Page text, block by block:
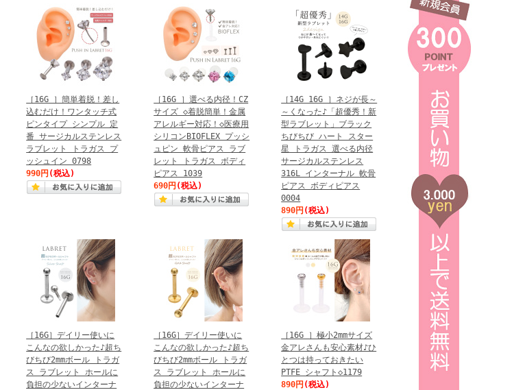
［16G ］簡単着脱！差し
込むだけ！ワンタッチ式
ピンタイプ シンプル 定
番 サージカルステンレス
ラブレット トラガス プ
ッシュイン 0798
990円 (税込)
［16G ］選べる内径！CZ
サイズ ◇着脱簡単！金属
アレルギー対応！◇医療用
シリコンBIOFLEX プッシ
ュピン 軟骨ピアス ラブ
レット トラガス ボディ
ピアス 1039
690円 (税込)
［14G 16G ］ネジが長～
～くなった♪「超優秀！新
型ラブレット」ブラック
ちびちび ハート スター
星 トラガス 選べる内径
サージカルステンレス
316L インターナル 軟骨
ピアス ボディピアス
0004
890円 (税込)
［16G］デイリー使いに
こんなの欲しかった♪超ち
びちび2mmボール トラガ
ス ラブレット ホールに
負担の少ないインターナ
［16G］デイリー使いに
こんなの欲しかった♪超ち
びちび2mmボール トラガ
ス ラブレット ホールに
負担の少ないインターナ
［16G ］極小2mmサイズ
金アレさんも安心素材♪ひ
とつは持っておきたい
PTFE シャフト◇1179
890円 (税込)